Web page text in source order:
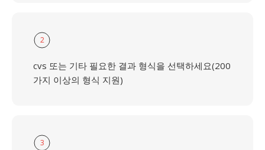
2
cvs 또는 기타 필요한 결과 형식을 선택하세요(200
가지 이상의 형식 지원)
3